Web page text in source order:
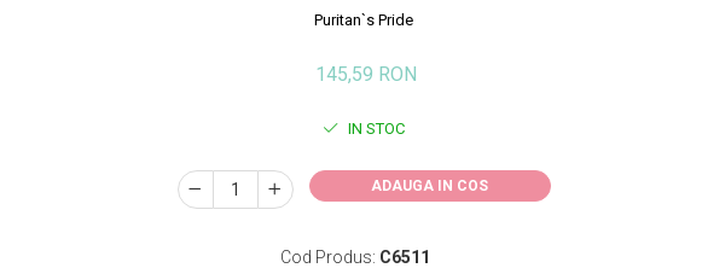
Puritan`s Pride
145,59 RON
IN STOC
ADAUGA IN COS
Cod Produs: C6511